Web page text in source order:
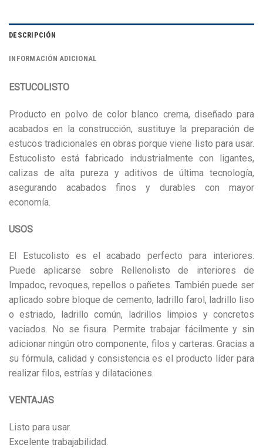
DESCRIPCIÓN
INFORMACIÓN ADICIONAL
ESTUCOLISTO
Producto en polvo de color blanco crema, diseñado para
acabados en la construcción, sustituye la preparación de
estucos tradicionales en obras porque viene listo para usar.
Estucolisto está fabricado industrialmente con ligantes,
calizas de alta pureza y aditivos de última tecnología,
asegurando acabados finos y durables con mayor
economía.
USOS
El Estucolisto es el acabado perfecto para interiores.
Puede aplicarse sobre Rellenolisto de interiores de
Impadoc, revoques, repellos o pañetes. También puede ser
aplicado sobre bloque de cemento, ladrillo farol, ladrillo liso
o estriado, ladrillo común, ladrillos limpios y concretos
vaciados. No se fisura. Permite trabajar fácilmente y sin
adicionar ningún otro componente, filos y carteras. Gracias a
su fórmula, calidad y consistencia es el producto líder para
realizar filos, estrías y dilataciones.
VENTAJAS
Listo para usar.
Excelente trabajabilidad.